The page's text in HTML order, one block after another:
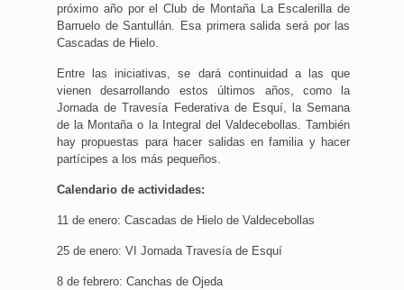
próximo año por el Club de Montaña La Escalerilla de
Barruelo de Santullán. Esa primera salida será por las
Cascadas de Hielo.
Entre las iniciativas, se dará continuidad a las que
vienen desarrollando estos últimos años, como la
Jornada de Travesía Federativa de Esquí, la Semana
de la Montaña o la Integral del Valdecebollas. También
hay propuestas para hacer salidas en familia y hacer
partícipes a los más pequeños.
Calendario de actividades:
11 de enero: Cascadas de Hielo de Valdecebollas
25 de enero: VI Jornada Travesía de Esquí
8 de febrero: Canchas de Ojeda